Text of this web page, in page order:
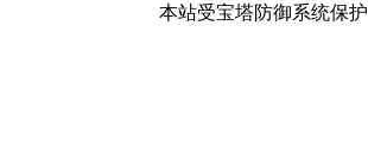
本站受宝塔防御系统保护